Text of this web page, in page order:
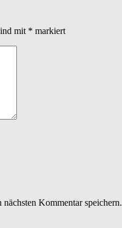
mit * markiert
Kommentar speichern.